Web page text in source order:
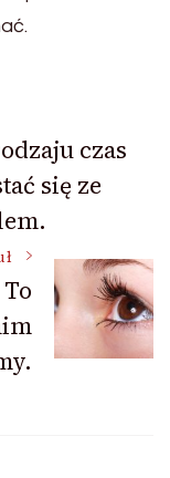
czas
się ze